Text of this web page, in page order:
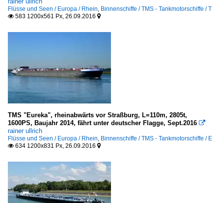
Flüsse und Seen / Europa / Rhein, Binnenschiffe / TMS - Tankmotorschiffe / T
 583 1200x561 Px, 26.09.2016 
TMS "Eureka", rheinabwärts vor Straßburg, L=110m, 2805t,
1600PS, Baujahr 2014, fährt unter deutscher Flagge, Sept.2016 
rainer ullrich
Flüsse und Seen / Europa / Rhein, Binnenschiffe / TMS - Tankmotorschiffe / E
 634 1200x831 Px, 26.09.2016 